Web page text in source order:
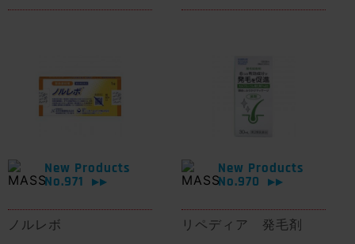
New Products
No.971
▶▶
ノルレボ
New Products
No.970
▶▶
リペディア 発毛剤